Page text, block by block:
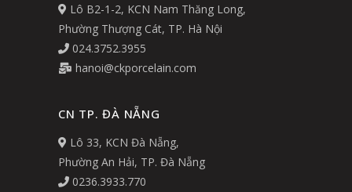
Lô B2-1-2, KCN Nam Thăng Long,
Phường Thượng Cát, TP. Hà Nội
024.3752.3955
hanoi@ckporcelain.com
CN TP. ĐÀ NẴNG
Lô 33, KCN Đà Nẵng,
Phường An Hải, TP. Đà Nẵng
0236.3933.770